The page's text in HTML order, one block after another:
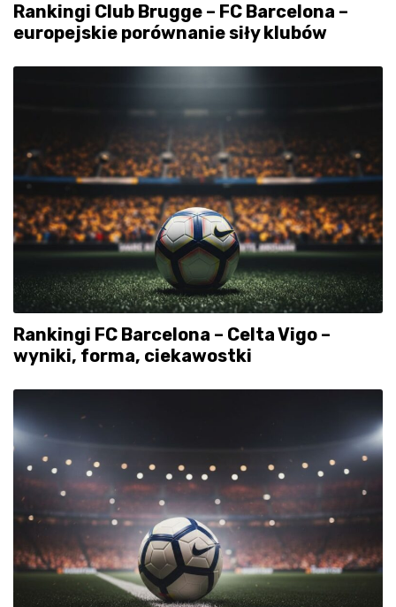
Rankingi Club Brugge – FC Barcelona –
europejskie porównanie siły klubów
Rankingi FC Barcelona – Celta Vigo –
wyniki, forma, ciekawostki